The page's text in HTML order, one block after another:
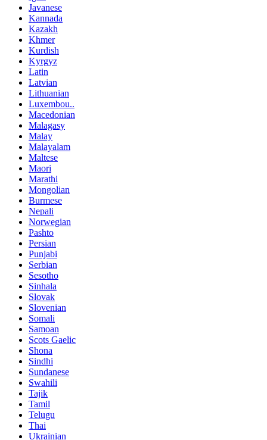
Javanese
Kannada
Kazakh
Khmer
Kurdish
Kyrgyz
Latin
Latvian
Lithuanian
Luxembou..
Macedonian
Malagasy
Malay
Malayalam
Maltese
Maori
Marathi
Mongolian
Burmese
Nepali
Norwegian
Pashto
Persian
Punjabi
Serbian
Sesotho
Sinhala
Slovak
Slovenian
Somali
Samoan
Scots Gaelic
Shona
Sindhi
Sundanese
Swahili
Tajik
Tamil
Telugu
Thai
Ukrainian